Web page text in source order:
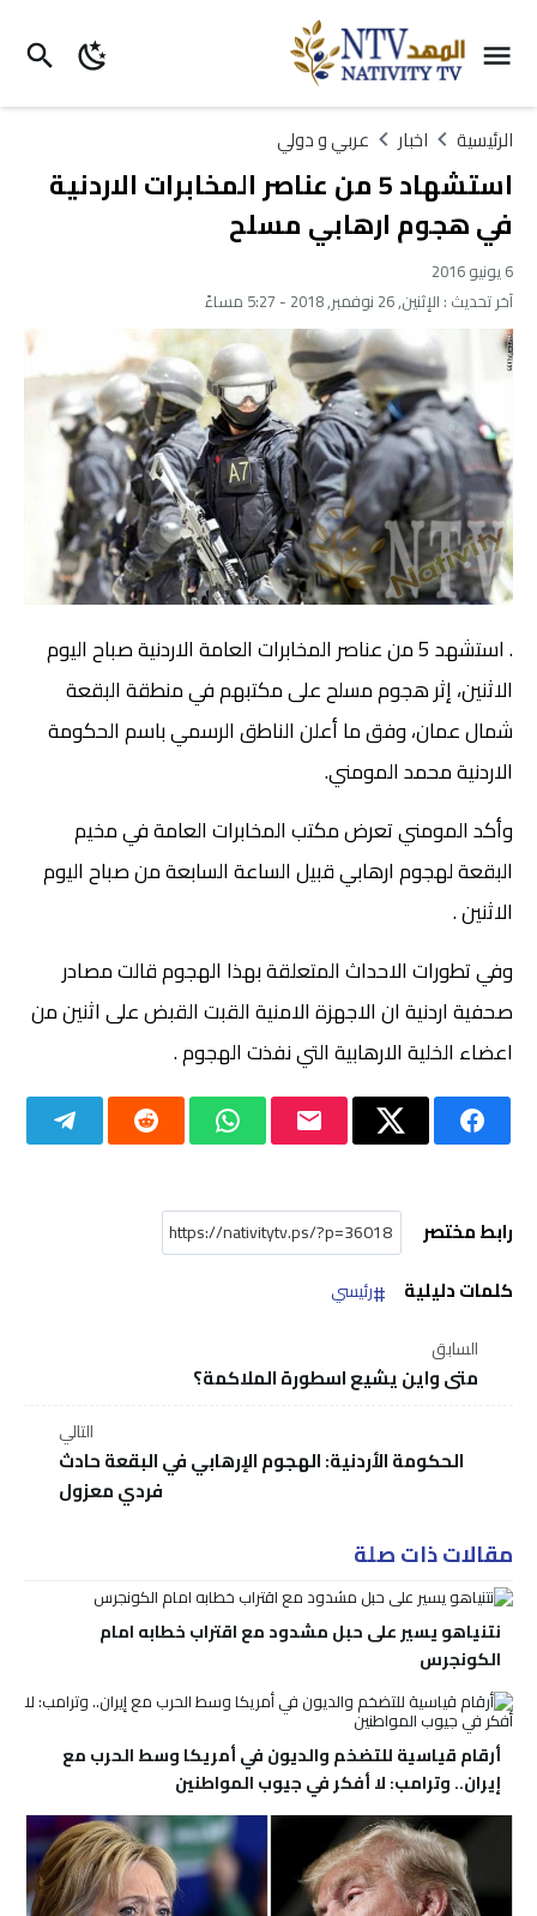
الرئيسية اخبار عربي و دولي
استشهاد 5 من عناصر المخابرات الاردنية
في هجوم ارهابي مسلح
6 يونيو 2016
آخر تحديث : الإثنين, 26 نوفمبر, 2018 - 5:27 مساءً
. استشهد 5 من عناصر المخابرات العامة الاردنية صباح اليوم
الاثنين، إثر هجوم مسلح على مكتبهم في منطقة البقعة
شمال عمان، وفق ما أعلن الناطق الرسمي باسم الحكومة
الاردنية محمد المومني.
وأكد المومني تعرض مكتب المخابرات العامة في مخيم
البقعة لهجوم ارهابي قبيل الساعة السابعة من صباح اليوم
الاثنين .
وفي تطورات الاحداث المتعلقة بهذا الهجوم قالت مصادر
صحفية اردنية ان الاجهزة الامنية القبت القبض على اثنين من
اعضاء الخلية الارهابية التي نفذت الهجوم .
رابط مختصر
كلمات دليلية
رئيسي
السابق
متى واين يشيع اسطورة الملاكمة؟
التالي
الحكومة الأردنية: الهجوم الإرهابي في البقعة حادث
فردي معزول
مقالات ذات صلة
نتنياهو يسير على حبل مشدود مع اقتراب خطابه امام
الكونجرس
أرقام قياسية للتضخم والديون في أمريكا وسط الحرب مع
إيران.. وترامب: لا أفكر في جيوب المواطنين